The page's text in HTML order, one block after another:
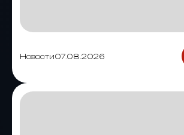
Новости07.08.2026